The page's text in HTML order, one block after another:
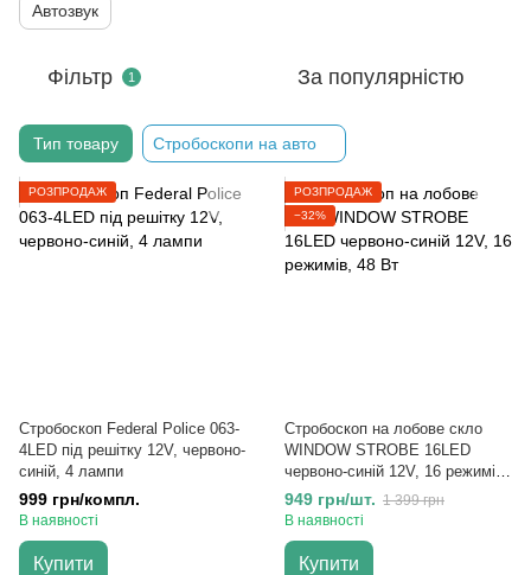
Автозвук
Фільтр 1 За популярністю
Тип товару Стробоскопи на авто
РОЗПРОДАЖ
Стробоскоп Federal Police 063-
4LED під решітку 12V, червоно-
синій, 4 лампи
999 грн/компл.
В наявності
Купити
РОЗПРОДАЖ
−32%
Стробоскоп на лобове скло
WINDOW STROBE 16LED
червоно-синій 12V, 16 режимів,
48 Вт
949 грн/шт. 1 399 грн
В наявності
Купити